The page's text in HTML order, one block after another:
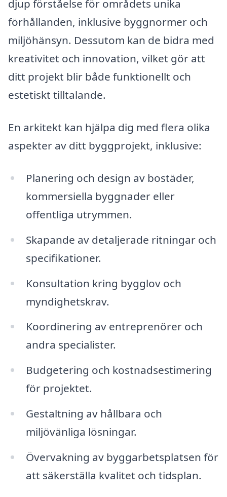
djup förståelse för områdets unika
förhållanden, inklusive byggnormer och
miljöhänsyn. Dessutom kan de bidra med
kreativitet och innovation, vilket gör att
ditt projekt blir både funktionellt och
estetiskt tilltalande.
En arkitekt kan hjälpa dig med flera olika
aspekter av ditt byggprojekt, inklusive:
Planering och design av bostäder,
kommersiella byggnader eller
offentliga utrymmen.
Skapande av detaljerade ritningar och
specifikationer.
Konsultation kring bygglov och
myndighetskrav.
Koordinering av entreprenörer och
andra specialister.
Budgetering och kostnadsestimering
för projektet.
Gestaltning av hållbara och
miljövänliga lösningar.
Övervakning av byggarbetsplatsen för
att säkerställa kvalitet och tidsplan.